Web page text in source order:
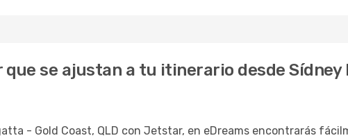
se ajustan a tu itinerario desde Sídney
- Gold Coast, QLD con Jetstar, en eDreams encontrarás